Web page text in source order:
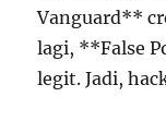
Vanguard**
lagi, **False
legit. Jadi,